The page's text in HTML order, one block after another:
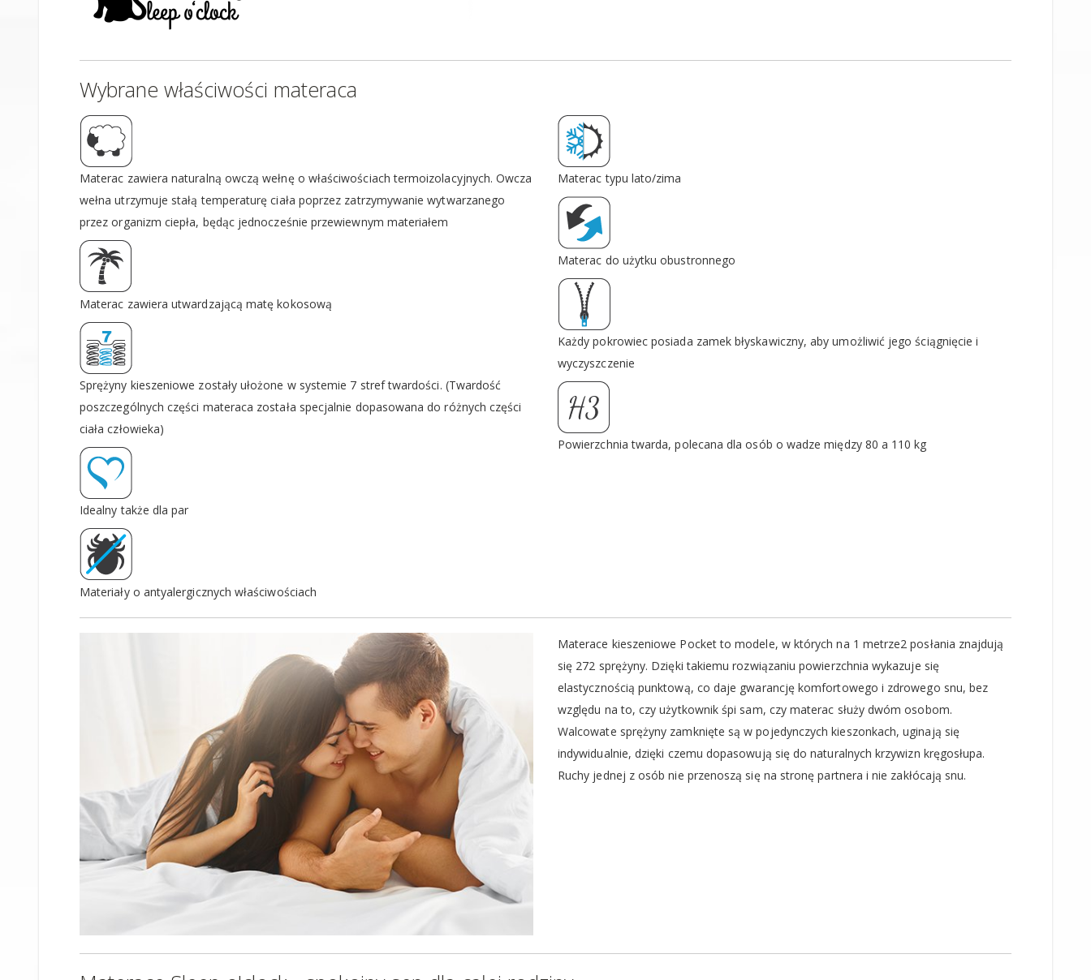
Wybrane właściwości materaca
Materac zawiera naturalną owczą wełnę o właściwościach termoizolacyjnych. Owcza
wełna utrzymuje stałą temperaturę ciała poprzez zatrzymywanie wytwarzanego
przez organizm ciepła, będąc jednocześnie przewiewnym materiałem
Materac zawiera utwardzającą matę kokosową
Sprężyny kieszeniowe zostały ułożone w systemie 7 stref twardości. (Twardość
poszczególnych części materaca została specjalnie dopasowana do różnych części
ciała człowieka)
Idealny także dla par
Materiały o antyalergicznych właściwościach
Materac typu lato/zima
Materac do użytku obustronnego
Każdy pokrowiec posiada zamek błyskawiczny, aby umożliwić jego ściągnięcie i
wyczyszczenie
Powierzchnia twarda, polecana dla osób o wadze między 80 a 110 kg
Materace kieszeniowe Pocket to modele, w których na 1 metrze2 posłania znajdują
się 272 sprężyny. Dzięki takiemu rozwiązaniu powierzchnia wykazuje się
elastycznością punktową, co daje gwarancję komfortowego i zdrowego snu, bez
względu na to, czy użytkownik śpi sam, czy materac służy dwóm osobom.
Walcowate sprężyny zamknięte są w pojedynczych kieszonkach, uginają się
indywidualnie, dzięki czemu dopasowują się do naturalnych krzywizn kręgosłupa.
Ruchy jednej z osób nie przenoszą się na stronę partnera i nie zakłócają snu.